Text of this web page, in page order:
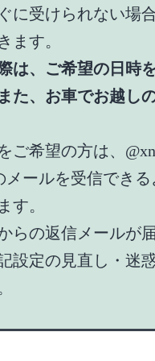
に受けられない場
ます。
は、ご希望の日時
た、お車でお越し
ご希望の方は、
メールを受信でき
す。
らの返信メールが
設定の見直し・迷